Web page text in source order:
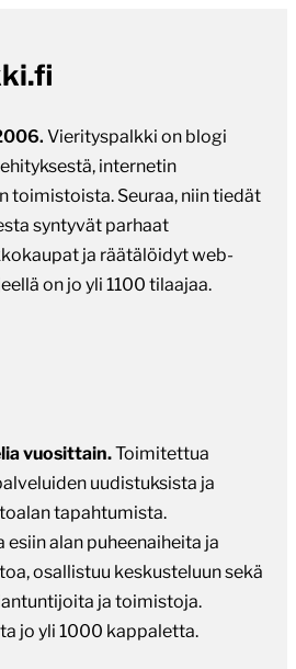
Vierityspalkki on blogi
internetin
toimistoista. Seuraa, niin tiedät
syntyvät parhaat
ja räätälöidyt web-
on jo yli 1100 tilaajaa.
vuosittain.Toimitettua
uudistuksista ja
tapahtumista.
alan puheenaiheita ja
osallistuu keskusteluun sekä
ja toimistoja.
jo yli 1000 kappaletta.